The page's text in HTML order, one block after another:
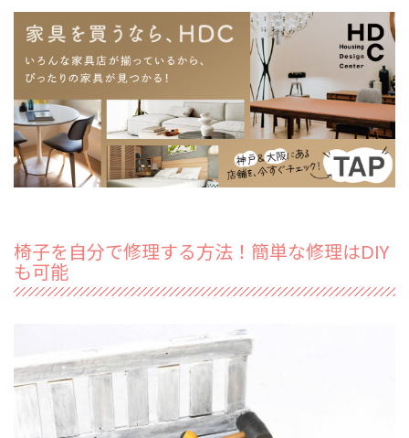
椅子を自分で修理する方法！簡単な修理はDIY
も可能